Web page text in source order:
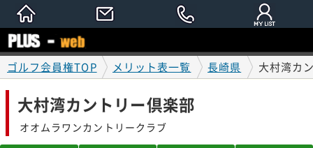
ゴルフ会員権TOP メリット表一覧 長崎県 大村湾カ
大村湾カントリー倶楽部
オオムラワンカントリークラブ